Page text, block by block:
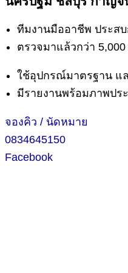
ทีมงานมืออาชีพ ประส
ตรวจมาแล้วกว่า
ใช้อุปกรณ์มาตรฐาน แ
มีรายงานพร้อมภาพปร
จองคิว / นัดหมาย
0834645150
Facebook